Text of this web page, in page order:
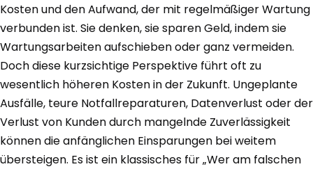
Kosten und den Aufwand, der mit regelmäßiger Wartung
verbunden ist. Sie denken, sie sparen Geld, indem sie
Wartungsarbeiten aufschieben oder ganz vermeiden.
Doch diese kurzsichtige Perspektive führt oft zu
wesentlich höheren Kosten in der Zukunft. Ungeplante
Ausfälle, teure Notfallreparaturen, Datenverlust oder der
Verlust von Kunden durch mangelnde Zuverlässigkeit
können die anfänglichen Einsparungen bei weitem
übersteigen. Es ist ein klassisches für „Wer am falschen